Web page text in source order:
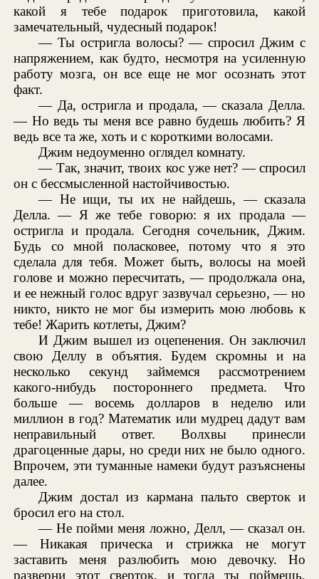
какой я тебе подарок приготовила, какой
замечательный, чудесный подарок!
— Ты остригла волосы? — спросил Джим с
напряжением, как будто, несмотря на усиленную
работу мозга, он все еще не мог осознать этот
факт.
— Да, остригла и продала, — сказала Делла.
— Но ведь ты меня все равно будешь любить? Я
ведь все та же, хоть и с короткими волосами.
Джим недоуменно оглядел комнату.
— Так, значит, твоих кос уже нет? — спросил
он с бессмысленной настойчивостью.
— Не ищи, ты их не найдешь, — сказала
Делла. — Я же тебе говорю: я их продала —
остригла и продала. Сегодня сочельник, Джим.
Будь со мной поласковее, потому что я это
сделала для тебя. Может быть, волосы на моей
голове и можно пересчитать, — продолжала она,
и ее нежный голос вдруг зазвучал серьезно, — но
никто, никто не мог бы измерить мою любовь к
тебе! Жарить котлеты, Джим?
И Джим вышел из оцепенения. Он заключил
свою Деллу в объятия. Будем скромны и на
несколько секунд займемся рассмотрением
какого-нибудь постороннего предмета. Что
больше — восемь долларов в неделю или
миллион в год? Математик или мудрец дадут вам
неправильный ответ. Волхвы принесли
драгоценные дары, но среди них не было одного.
Впрочем, эти туманные намеки будут разъяснены
далее.
Джим достал из кармана пальто сверток и
бросил его на стол.
— Не пойми меня ложно, Делл, — сказал он.
— Никакая прическа и стрижка не могут
заставить меня разлюбить мою девочку. Но
разверни этот сверток, и тогда ты поймешь,